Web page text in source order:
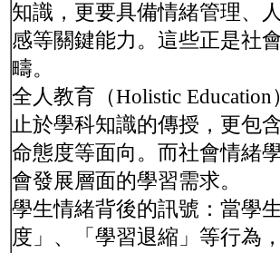
知識，更要具備情緒管理、
感等關鍵能力。這些正是社
疇。
全人教育（Holistic
止於學科知識的傳授，更包
命態度等面向。而社會情緒
會發展層面的學習需求。
學生情緒背後的訊號：當學
度」、「學習退縮」等行為